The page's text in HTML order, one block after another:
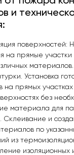
и
поверхностей:
на прямые участки
Установка
на прямых
без
материала для
Склеивание и
по
из
изоляционных